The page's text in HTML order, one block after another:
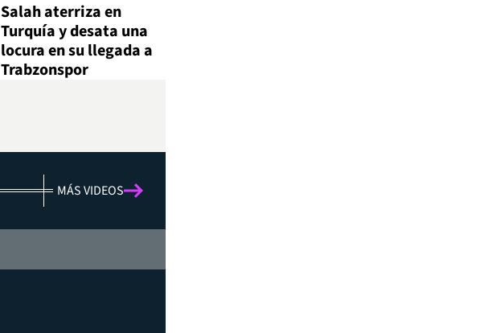
Salah aterriza en
Turquía y desata una
locura en su llegada a
Trabzonspor
MÁS VIDEOS